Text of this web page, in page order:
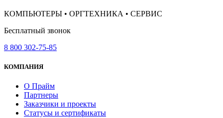
КОМПЬЮТЕРЫ • ОРГТЕХНИКА • СЕРВИС
Бесплатный звонок
8 800 302-75-85
КОМПАНИЯ
О Прайм
Партнеры
Заказчики и проекты
Статусы и сертификаты